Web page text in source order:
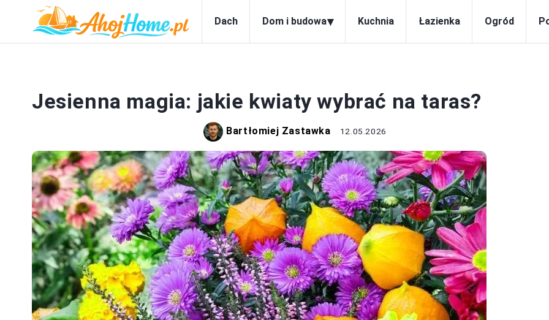
Dach Dom i budowa▾ Kuchnia Łazienka Ogród
Jesienna magia: jakie kwiaty wybrać na taras?
Bartłomiej Zastawka 12.05.2026